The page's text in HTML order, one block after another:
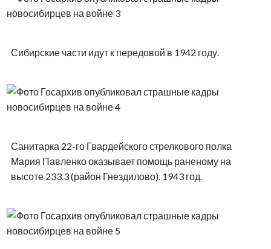
Сибирские части идут к передовой в 1942 году.
Санитарка 22-го Гвардейского стрелкового полка
Мария Павленко оказывает помощь раненому на
высоте 233.3 (район Гнездилово). 1943 год.